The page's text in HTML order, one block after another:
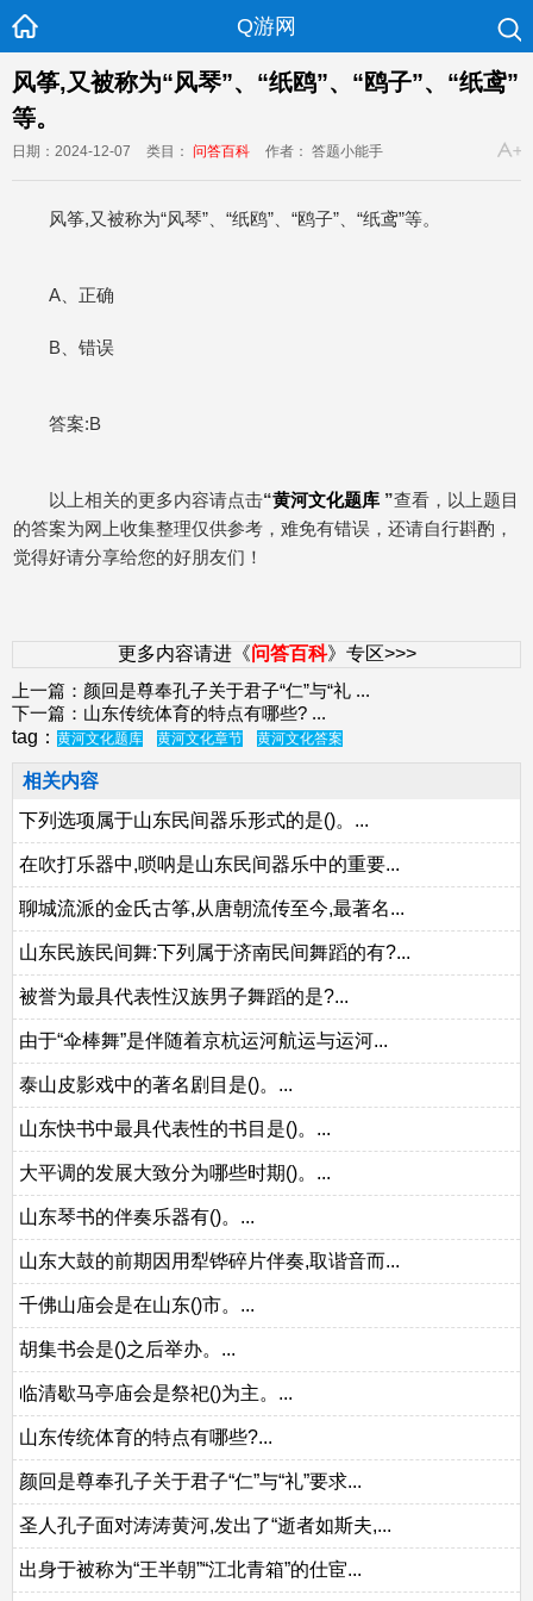
Q游网
风筝,又被称为“风琴”、“纸鸥”、“鸥子”、“纸鸢”
等。
日期：2024-12-07 类目： 问答百科 作者： 答题小能手
风筝,又被称为“风琴”、“纸鸥”、“鸥子”、“纸鸢”等。
A、正确
B、错误
答案:B
以上相关的更多内容请点击“黄河文化题库 ”查看，以上题目
的答案为网上收集整理仅供参考，难免有错误，还请自行斟酌，
觉得好请分享给您的好朋友们！
更多内容请进《问答百科》专区>>>
上一篇： 颜回是尊奉孔子关于君子“仁”与“礼 ...
下一篇： 山东传统体育的特点有哪些? ...
tag： 黄河文化题库 黄河文化章节 黄河文化答案
相关内容
下列选项属于山东民间器乐形式的是()。...
在吹打乐器中,唢呐是山东民间器乐中的重要...
聊城流派的金氏古筝,从唐朝流传至今,最著名...
山东民族民间舞:下列属于济南民间舞蹈的有?...
被誉为最具代表性汉族男子舞蹈的是?...
由于“伞棒舞”是伴随着京杭运河航运与运河...
泰山皮影戏中的著名剧目是()。...
山东快书中最具代表性的书目是()。...
大平调的发展大致分为哪些时期()。...
山东琴书的伴奏乐器有()。...
山东大鼓的前期因用犁铧碎片伴奏,取谐音而...
千佛山庙会是在山东()市。...
胡集书会是()之后举办。...
临清歇马亭庙会是祭祀()为主。...
山东传统体育的特点有哪些?...
颜回是尊奉孔子关于君子“仁”与“礼”要求...
圣人孔子面对涛涛黄河,发出了“逝者如斯夫,...
出身于被称为“王半朝”“江北青箱”的仕宦...